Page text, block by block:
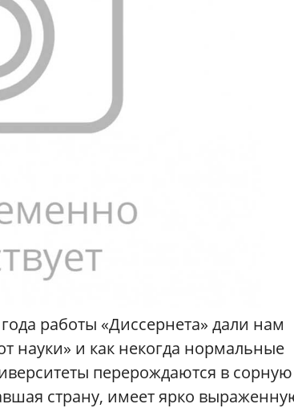
работы «Диссернета» дали нам
науки» и как некогда нормальные
перерождаются в сорную
страну, имеет ярко